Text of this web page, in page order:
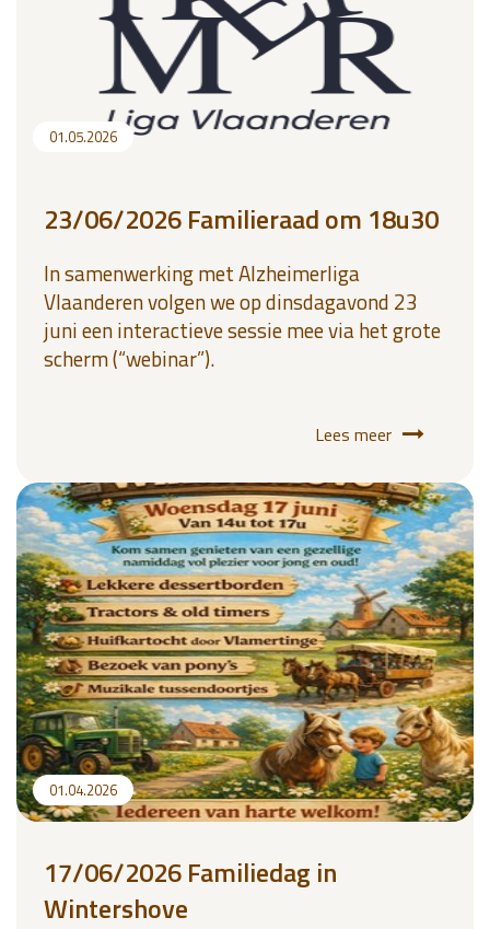
01.05.2026
23/06/2026 Familieraad om 18u30
In samenwerking met Alzheimerliga
Vlaanderen volgen we op dinsdagavond 23
juni een interactieve sessie mee via het grote
scherm (“webinar”).
Lees meer
01.04.2026
17/06/2026 Familiedag in
Wintershove